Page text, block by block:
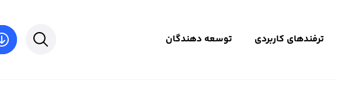
ترفندهای کاربردی توسعه دهندگان